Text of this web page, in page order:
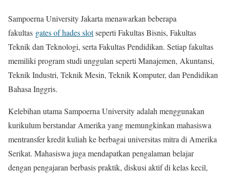
Sampoerna University Jakarta menawarkan beberapa
fakultas gates of hades slotseperti Fakultas Bisnis, Fakultas
Teknik dan Teknologi, serta Fakultas Pendidikan. Setiap fakultas
memiliki program studi unggulan seperti Manajemen, Akuntansi,
Teknik Industri, Teknik Mesin, Teknik Komputer, dan Pendidikan
Bahasa Inggris.
Kelebihan utama Sampoerna University adalah menggunakan
kurikulum berstandar Amerika yang memungkinkan mahasiswa
mentransfer kredit kuliah ke berbagai universitas mitra di Amerika
Serikat. Mahasiswa juga mendapatkan pengalaman belajar
dengan pengajaran berbasis praktik, diskusi aktif di kelas kecil,